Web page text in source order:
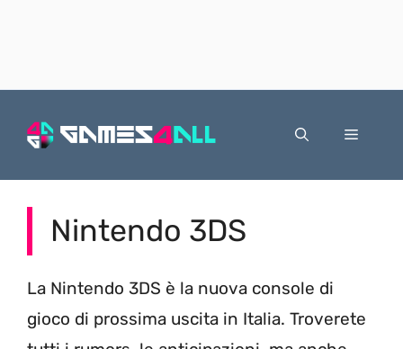
Menu
Nintendo 3DS
La Nintendo 3DS è la nuova console di
gioco di prossima uscita in Italia. Troverete